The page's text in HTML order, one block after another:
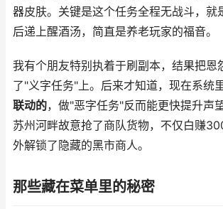
器皮肤。关键是这个任务全程无战斗，就
后递上醒酒汤，简直是养老玩家的福音。
我有个朋友特别执着于刷副本，结果把恩
了"义字任务"上。后来才知道，现在系统
联动的，做"恶字任务"反而能更快提升声
苏州河畔故意抢了商队货物，不仅白赚
外解锁了隐藏的黑市商人。
那些藏在菜单里的秘密